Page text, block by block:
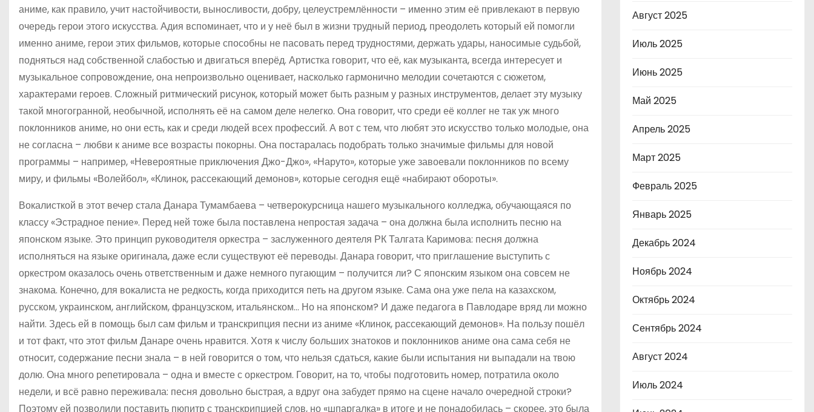
аниме, как правило, учит настойчивости, выносливости, добру, целеустремлённости – именно этим её привлекают в первую
очередь герои этого искусства. Адия вспоминает, что и у неё был в жизни трудный период, преодолеть который ей помогли
именно аниме, герои этих фильмов, которые способны не пасовать перед трудностями, держать удары, наносимые судьбой,
подняться над собственной слабостью и двигаться вперёд. Артистка говорит, что её, как музыканта, всегда интересует и
музыкальное сопровождение, она непроизвольно оценивает, насколько гармонично мелодии сочетаются с сюжетом,
характерами героев. Сложный ритмический рисунок, который может быть разным у разных инструментов, делает эту музыку
такой многогранной, необычной, исполнять её на самом деле нелегко. Она говорит, что среди её коллег не так уж много
поклонников аниме, но они есть, как и среди людей всех профессий. А вот с тем, что любят это искусство только молодые, она
не согласна – любви к аниме все возрасты покорны. Она постаралась подобрать только значимые фильмы для новой
программы – например, «Невероятные приключения Джо-Джо», «Наруто», которые уже завоевали поклонников по всему
миру, и фильмы «Волейбол», «Клинок, рассекающий демонов», которые сегодня ещё «набирают обороты».
Вокалисткой в этот вечер стала Данара Тумамбаева – четверокурсница нашего музыкального колледжа, обучающаяся по
классу «Эстрадное пение». Перед ней тоже была поставлена непростая задача – она должна была исполнить песню на
японском языке. Это принцип руководителя оркестра – заслуженного деятеля РК Талгата Каримова: песня должна
исполняться на языке оригинала, даже если существуют её переводы. Данара говорит, что приглашение выступить с
оркестром оказалось очень ответственным и даже немного пугающим – получится ли? С японским языком она совсем не
знакома. Конечно, для вокалиста не редкость, когда приходится петь на другом языке. Сама она уже пела на казахском,
русском, украинском, английском, французском, итальянском… Но на японском? И даже педагога в Павлодаре вряд ли можно
найти. Здесь ей в помощь был сам фильм и транскрипция песни из аниме «Клинок, рассекающий демонов». На пользу пошёл
и тот факт, что этот фильм Данаре очень нравится. Хотя к числу больших знатоков и поклонников аниме она сама себя не
относит, содержание песни знала – в ней говорится о том, что нельзя сдаться, какие были испытания ни выпадали на твою
долю. Она много репетировала – одна и вместе с оркестром. Говорит, на то, чтобы подготовить номер, потратила около
недели, и всё равно переживала: песня довольно быстрая, а вдруг она забудет прямо на сцене начало очередной строки?
Поэтому ей позволили поставить пюпитр с транскрипцией слов, но «шпаргалка» в итоге и не понадобилась – скорее, это была
Август 2025
Июль 2025
Июнь 2025
Май 2025
Апрель 2025
Март 2025
Февраль 2025
Январь 2025
Декабрь 2024
Ноябрь 2024
Октябрь 2024
Сентябрь 2024
Август 2024
Июль 2024